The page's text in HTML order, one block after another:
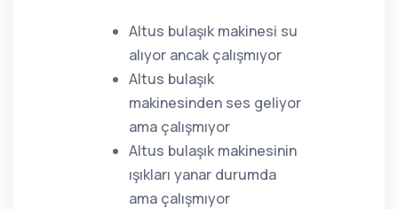
Altus bulaşık makinesi su
alıyor ancak çalışmıyor
Altus bulaşık
makinesinden ses geliyor
ama çalışmıyor
Altus bulaşık makinesinin
ışıkları yanar durumda
ama çalışmıyor